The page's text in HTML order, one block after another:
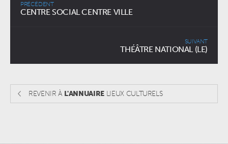
PRÉCÉDENT
CENTRE SOCIAL CENTRE VILLE
SUIVANT
THÉÂTRE NATIONAL (LE)
REVENIR À L'ANNUAIRE LIEUX CULTURELS